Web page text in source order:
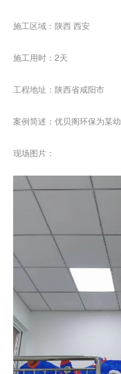
施工区域：陕西 西安
施工用时：2天
工程地址：陕西省咸阳市
案例简述：优贝阁环保为某
现场图片：